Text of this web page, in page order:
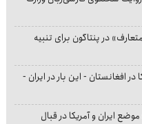
در پنتاگون برای تنبیه
در افغانستان - این بار در ایران -
ایران و آمریکا در قبال